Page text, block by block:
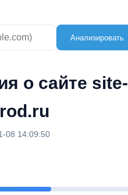
Анализировать
о сайте site-
08 14:09:50